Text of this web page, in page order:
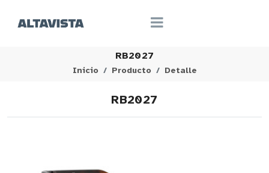
RB2027
Inicio Producto Detalle
RB2027